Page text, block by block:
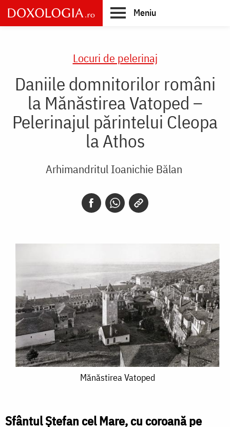
Skip
to
main
Meniu
Locuri de pelerinaj
Daniile domnitorilor români
la Mănăstirea Vatoped –
Pelerinajul părintelui Cleopa
la Athos
Arhimandritul Ioanichie Bălan
Mănăstirea Vatoped
Sfântul Ştefan cel Mare, cu coroană pe